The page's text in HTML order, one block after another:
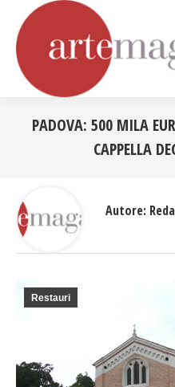
PADOVA: 500 MILA
CAPPELLA
Restauri
Autore: